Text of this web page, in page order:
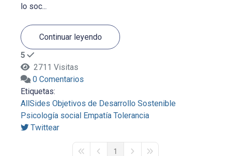
lo soc...
Continuar leyendo
5
2711 Visitas
0 Comentarios
Etiquetas:
AllSides Objetivos de Desarrollo Sostenible
Psicología social Empatía Tolerancia
Twittear
1